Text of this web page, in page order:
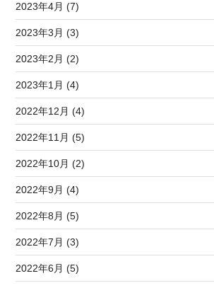
2023年4月 (7)
2023年3月 (3)
2023年2月 (2)
2023年1月 (4)
2022年12月 (4)
2022年11月 (5)
2022年10月 (2)
2022年9月 (4)
2022年8月 (5)
2022年7月 (3)
2022年6月 (5)